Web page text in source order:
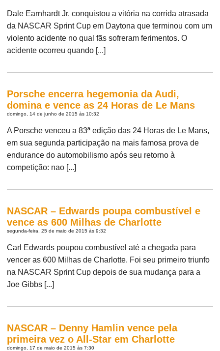
Dale Earnhardt Jr. conquistou a vitória na corrida atrasada
da NASCAR Sprint Cup em Daytona que terminou com um
violento acidente no qual fãs sofreram ferimentos. O
acidente ocorreu quando [...]
Porsche encerra hegemonia da Audi,
domina e vence as 24 Horas de Le Mans
domingo, 14 de junho de 2015 às 10:32
A Porsche venceu a 83ª edição das 24 Horas de Le Mans,
em sua segunda participação na mais famosa prova de
endurance do automobilismo após seu retorno à
competição: nao [...]
NASCAR – Edwards poupa combustível e
vence as 600 Milhas de Charlotte
segunda-feira, 25 de maio de 2015 às 9:32
Carl Edwards poupou combustível até a chegada para
vencer as 600 Milhas de Charlotte. Foi seu primeiro triunfo
na NASCAR Sprint Cup depois de sua mudança para a
Joe Gibbs [...]
NASCAR – Denny Hamlin vence pela
primeira vez o All-Star em Charlotte
domingo, 17 de maio de 2015 às 7:30